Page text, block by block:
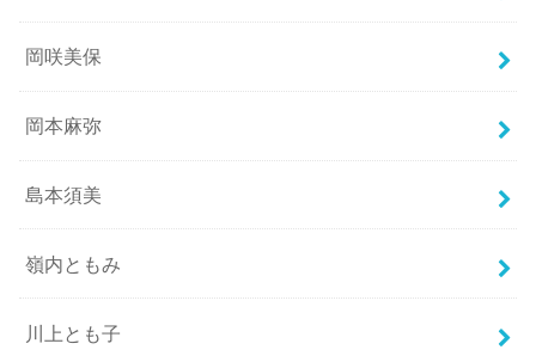
岡咲美保
岡本麻弥
島本須美
嶺内ともみ
川上とも子